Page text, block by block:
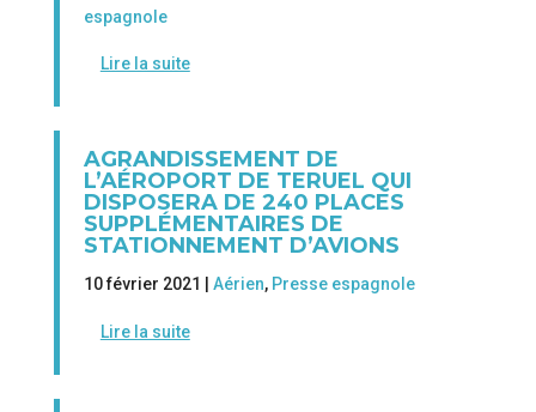
espagnole
Lire la suite
AGRANDISSEMENT DE
L’AÉROPORT DE TERUEL QUI
DISPOSERA DE 240 PLACES
SUPPLÉMENTAIRES DE
STATIONNEMENT D’AVIONS
10 février 2021 | Aérien, Presse espagnole
Lire la suite